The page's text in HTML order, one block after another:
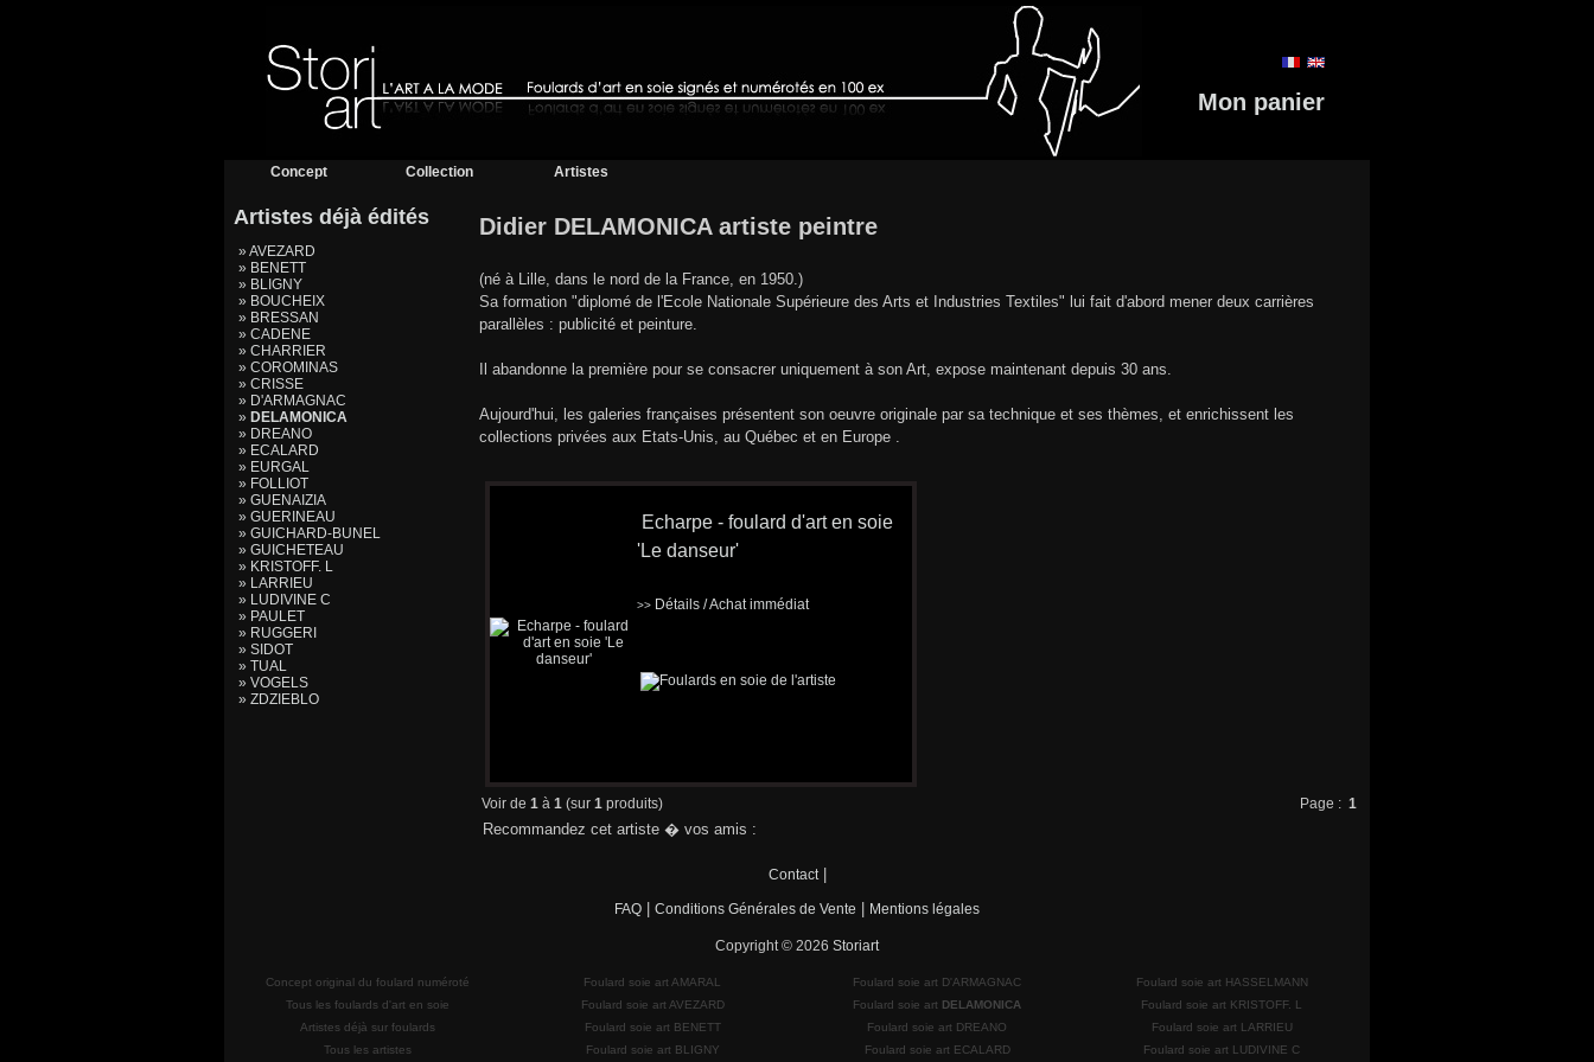
Mon panier
Concept Collection Artistes
Artistes déjà édités
» AVEZARD
» BENETT
» BLIGNY
» BOUCHEIX
» BRESSAN
» CADENE
» CHARRIER
» COROMINAS
» CRISSE
» D'ARMAGNAC
» DELAMONICA
» DREANO
» ECALARD
» EURGAL
» FOLLIOT
» GUENAIZIA
» GUERINEAU
» GUICHARD-BUNEL
» GUICHETEAU
» KRISTOFF. L
» LARRIEU
» LUDIVINE C
» PAULET
» RUGGERI
» SIDOT
» TUAL
» VOGELS
» ZDZIEBLO
Didier DELAMONICA artiste peintre
(né à Lille, dans le nord de la France, en 1950.)
Sa formation "diplomé de l'Ecole Nationale Supérieure des Arts et Industries Textiles" lui fait d'abord mener deux carrières
parallèles : publicité et peinture.
Il abandonne la première pour se consacrer uniquement à son Art, expose maintenant depuis 30 ans.
Aujourd'hui, les galeries françaises présentent son oeuvre originale par sa technique et ses thèmes, et enrichissent les
collections privées aux Etats-Unis, au Québec et en Europe .
Echarpe - foulard d'art en soie
'Le danseur'
>> Détails / Achat immédiat
Voir de 1 à 1 (sur 1 produits) Page : 1
Recommandez cet artiste � vos amis :
Contact|
FAQ Conditions Générales de Vente Mentions légales
Copyright © 2026 Storiart
Concept original du foulard numéroté
Tous les foulards d'art en soie
Artistes déjà sur foulards
Tous les artistes
Foulard soie art AMARAL
Foulard soie art AVEZARD
Foulard soie art BENETT
Foulard soie art BLIGNY
Foulard soie art D'ARMAGNAC
Foulard soie art DELAMONICA
Foulard soie art DREANO
Foulard soie art ECALARD
Foulard soie art HASSELMANN
Foulard soie art KRISTOFF. L
Foulard soie art LARRIEU
Foulard soie art LUDIVINE C